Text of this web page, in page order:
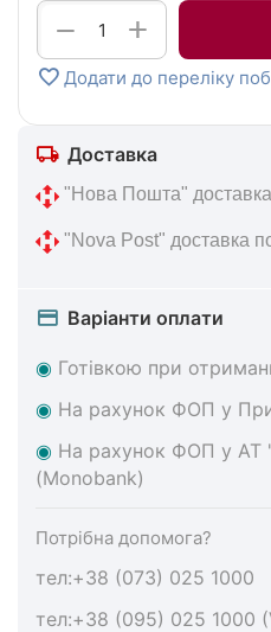
+
−
Додати до переліку
Доставка
"Нова Пошта" доставка
"Nova Post" доставка
Варіанти оплати
◉ Готівкою при
◉ На рахунок ФОП у
◉ На рахунок ФОП у АТ
(Monobank)
Потрібна допомога?
тел:+38 (073) 025 1000
тел:+38 (095) 025 1000